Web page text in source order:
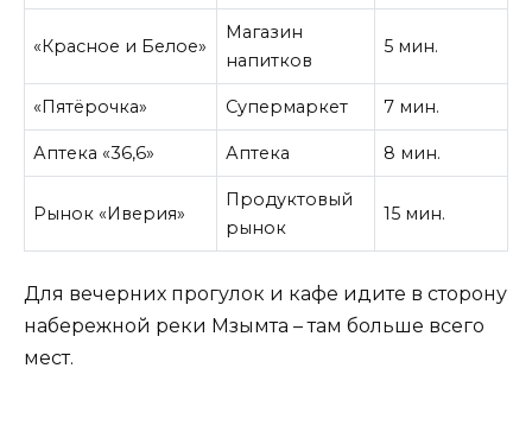
«Красное и Белое»
Магазин
напитков
5 мин.
«Пятёрочка» Супермаркет 7 мин.
Аптека «36,6» Аптека 8 мин.
Рынок «Иверия»
Продуктовый
рынок
15 мин.
Для вечерних прогулок и кафе идите в сторону
набережной реки Мзымта – там больше всего
мест.